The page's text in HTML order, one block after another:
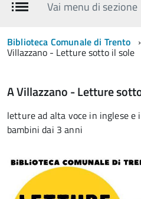
Vai menu di sezione
Biblioteca Comunale di Trento
Villazzano - Letture sotto il sole
A Villazzano - Letture
letture ad alta voce in inglese e
bambini dai 3 anni